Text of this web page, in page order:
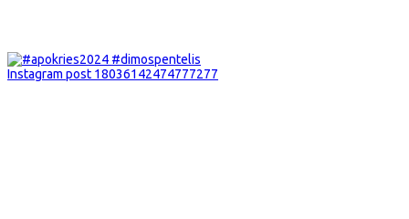
Instagram post 18036142474777277